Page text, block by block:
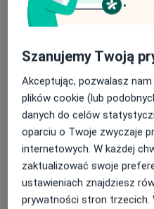
Lekarz rodzinny
Lekarz rodzinny
7
Agnieszka
Pediatra,
1
Szanujemy Twoją
Akceptując, pozwalasz
plików cookie (lub
danych do celów
oparciu o Twoje zwyczaje
internetowych. W każdej
zaktualizować swoje
ustawieniach znajdziesz
prywatności stron trzecich.